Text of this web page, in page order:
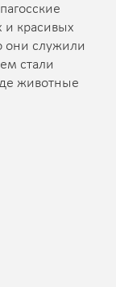
красивых
они служили
стали
животные